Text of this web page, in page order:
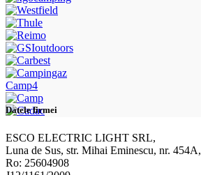
Camp4
Datele firmei
ESCO ELECTRIC LIGHT SRL,
Luna de Sus, str. Mihai Eminescu, nr. 454A,
Ro: 25604908